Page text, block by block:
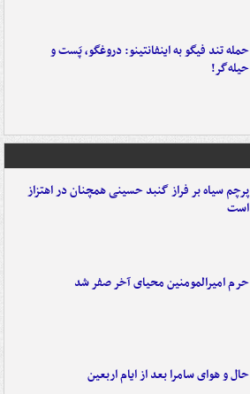
حمله تند فیگو به اینفانتینو: دروغگو، پَست‌ و
حیله‌گر!
پرچم سیاه بر فراز گنبد حسینی همچنان در اهتزاز
است
حرم امیرالمومنین محیای آخر صفر شد
حال و هوای سامرا بعد از ایام اربعین